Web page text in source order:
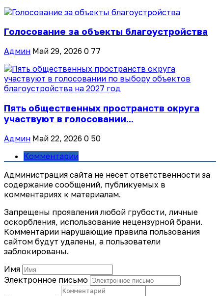
Голосование за объекты благоустройства
Админ Май 29, 2026 0 77
Пять общественных пространств округа
участвуют в голосовании...
Админ Май 22, 2026 0 50
Комментарии
Администрация сайта не несет ответственности за
содержание сообщений, публикуемых в
комментариях к материалам.
Запрещены проявления любой грубости, личные
оскорбления, использование нецензурной брани.
Комментарии нарушающие правила пользования
сайтом будут удалены, а пользователи
заблокированы.
Имя
Электронное письмо